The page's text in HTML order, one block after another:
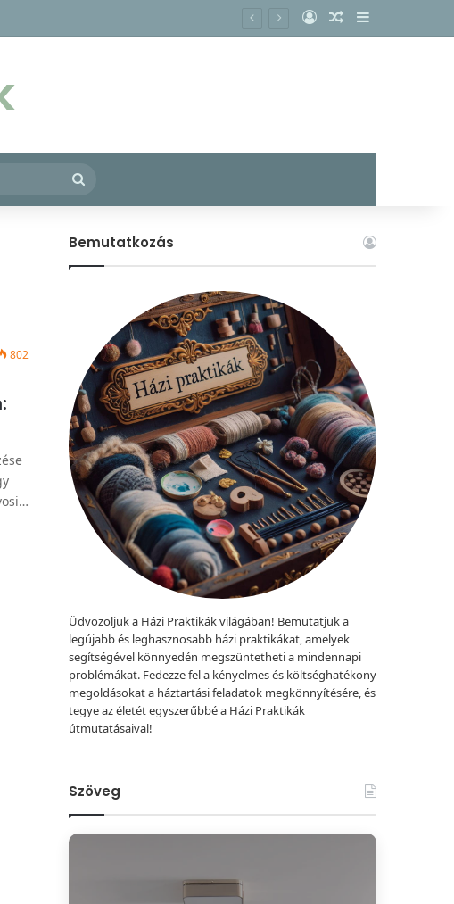
makacs köhögésének enyhítésére? BelépésVéletlen cikk
802
Bemutatkozás
Üdvözöljük a Házi Praktikák világában! Bemutatjuk a
legújabb és leghasznosabb házi praktikákat, amelyek
segítségével könnyedén megszüntetheti a mindennapi
problémákat. Fedezze fel a kényelmes és költséghatékony
megoldásokat a háztartási feladatok megkönnyítésére, és
tegye az életét egyszerűbbé a Házi Praktikák
útmutatásaival!
Szöveg